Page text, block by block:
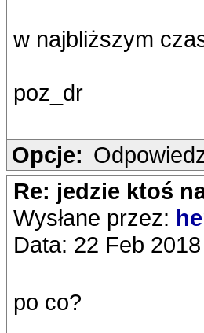
w najbliższym
poz_dr
Opcje:
Re: jedzie ktoś
Wysłane przez:
Data: 22 Feb
po co?